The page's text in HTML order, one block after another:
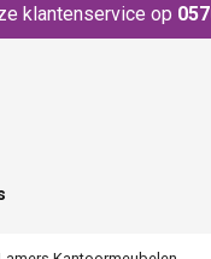
klantenservice op